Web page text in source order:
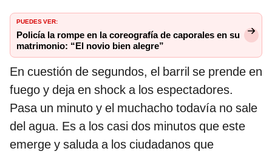
PUEDES VER:
Policía la rompe en la coreografía de caporales en su
matrimonio: “El novio bien alegre”
En cuestión de segundos, el barril se prende en
fuego y deja en shock a los espectadores.
Pasa un minuto y el muchacho todavía no sale
del agua. Es a los casi dos minutos que este
emerge y saluda a los ciudadanos que